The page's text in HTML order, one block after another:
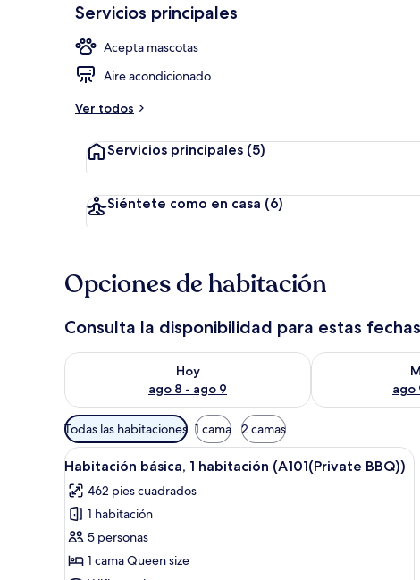
Servicios principales
Acepta mascotas
Aire acondicionado
Ver todos
Servicios principales (5)
Siéntete como en casa (6)
Opciones de habitación
Consulta la disponibilidad para estas fechas
Hoy
ago 8 - ago 9
Consulta la disponibilidad para hoy ago 8 - ago 9
ago
Consulta la
Filtros
disponibles
para
las
habitaciones
Todas las habitaciones 1 cama 2 camas
Abrir
todas
las
fotos
de
Habitación
7
Habitación básica, 1 habitación (A101(Private BBQ))
462 pies cuadrados
1 habitación
5 personas
1 cama Queen size